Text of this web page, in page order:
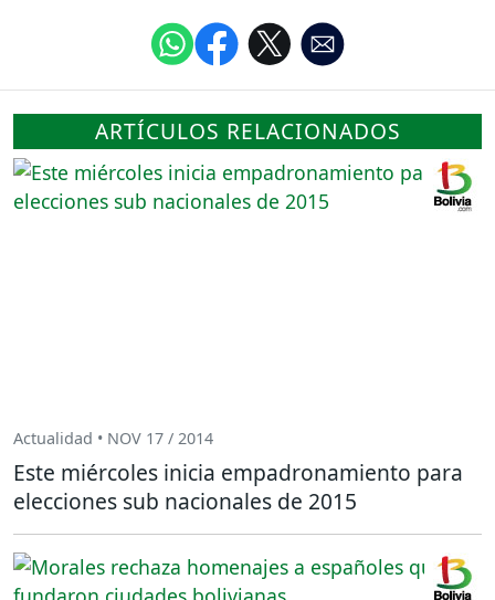
ARTÍCULOS RELACIONADOS
Actualidad • NOV 17 / 2014
Este miércoles inicia empadronamiento para
elecciones sub nacionales de 2015